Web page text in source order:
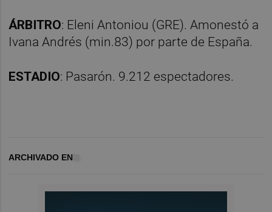
ÁRBITRO: Eleni Antoniou (GRE). Amonestó a
Ivana Andrés (min.83) por parte de España.
ESTADIO: Pasarón. 9.212 espectadores.
ARCHIVADO EN